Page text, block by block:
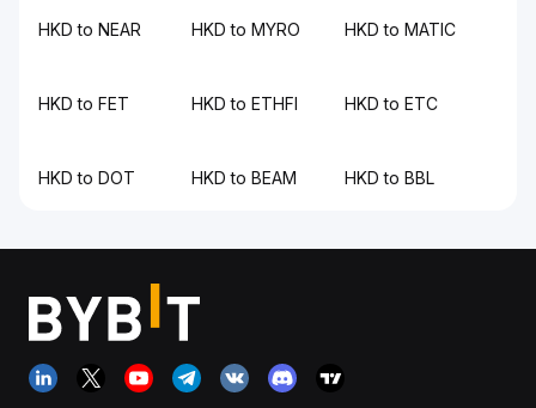
HKD to NEAR HKD to MYRO HKD to MATIC
HKD to FET HKD to ETHFI HKD to ETC
HKD to DOT HKD to BEAM HKD to BBL